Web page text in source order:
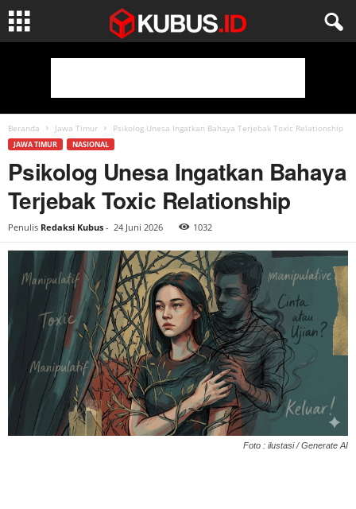
Beranda Jawa Timur Psikolog Unesa Ingatkan Bahaya Terjebak Toxic Relationship
JAWA TIMUR NASIONAL
Psikolog Unesa Ingatkan Bahaya
Terjebak Toxic Relationship
Penulis Redaksi Kubus - 24 Juni 2026 1032
Foto : ilustasi / Generate AI